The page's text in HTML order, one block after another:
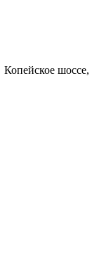
Копейское шоссе,